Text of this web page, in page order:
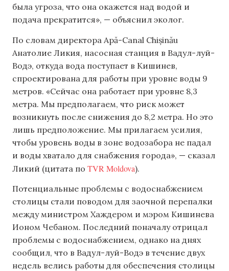
была угроза, что она окажется над водой и
подача прекратится», — объяснил эколог.
По словам директора Apă-Canal Chișinău
Анатолие Ликия, насосная станция в Вадул-луй-
Водэ, откуда вода поступает в Кишинев,
спроектирована для работы при уровне воды 9
метров. «Сейчас она работает при уровне 8,3
метра. Мы предполагаем, что риск может
возникнуть после снижения до 8,2 метра. Но это
лишь предположение. Мы прилагаем усилия,
чтобы уровень воды в зоне водозабора не падал
и воды хватало для снабжения города», — сказал
Ликий (цитата по TVR Moldova).
Потенциальные проблемы с водоснабжением
столицы стали поводом для заочной перепалки
между министром Хаждером и мэром Кишинева
Ионом Чебаном. Последний поначалу отрицал
проблемы с водоснабжением, однако на днях
сообщил, что в Вадул-луй-Водэ в течение двух
недель велись работы для обеспечения столицы